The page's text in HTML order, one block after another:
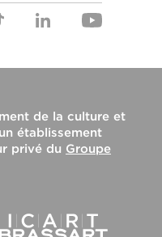
de la culture et
établissement
privé du Groupe